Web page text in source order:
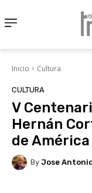
Inicio Cultura
CULTURA
V
Hernán
de América
By Jose